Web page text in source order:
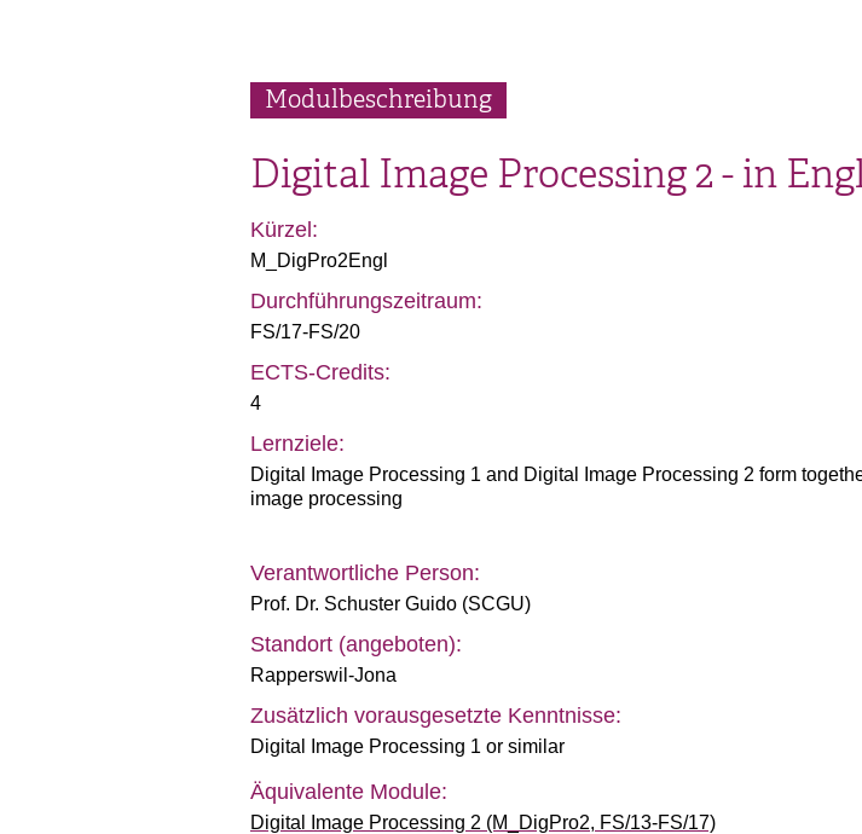
Modulbeschreibung
Digital Image Processing 2 - in
Kürzel:
M_DigPro2Engl
Durchführungszeitraum:
FS/17-FS/20
ECTS-Credits:
4
Lernziele:
Digital Image Processing 1 and Digital Image Processing 2 form
image processing
Verantwortliche Person:
Prof. Dr. Schuster Guido (SCGU)
Standort (angeboten):
Rapperswil-Jona
Zusätzlich vorausgesetzte Kenntnisse:
Digital Image Processing 1 or similar
Äquivalente Module:
Digital Image Processing 2 (M_DigPro2, FS/13-FS/17)